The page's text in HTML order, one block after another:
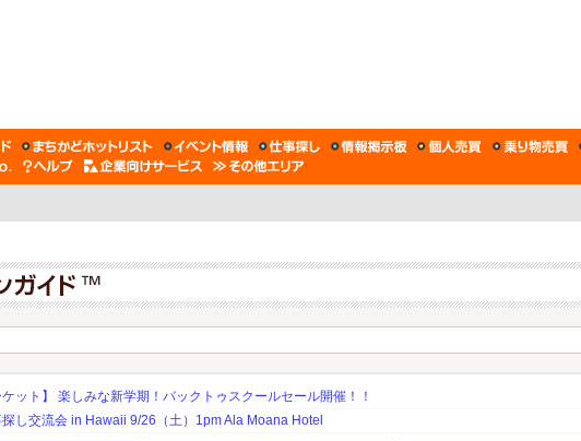
ケット】 楽しみな新学期！バックトゥスクールセール開催！！
し交流会 in Hawaii 9/26（土）1pm Ala Moana Hotel